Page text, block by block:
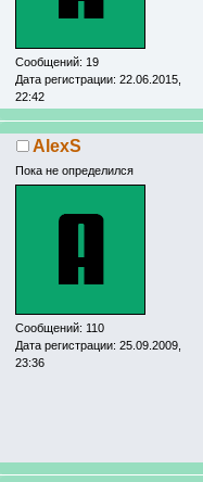
Сообщений: 19
Дата регистрации: 22.06.2015,
22:42
AlexS
Пока не определился
Сообщений: 110
Дата регистрации: 25.09.2009,
23:36